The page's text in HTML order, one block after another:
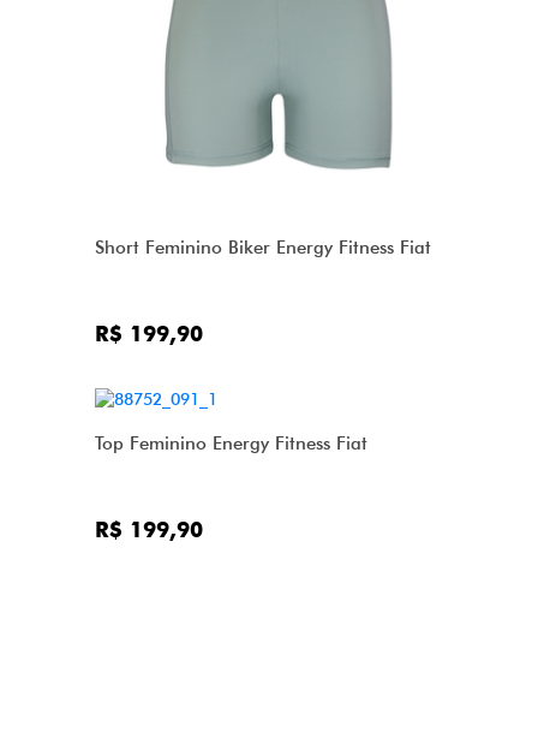
Short Feminino Biker Energy Fitness Fiat
R$ 199,90
Top Feminino Energy Fitness Fiat
R$ 199,90